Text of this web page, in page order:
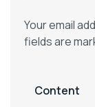
Your email
fields are